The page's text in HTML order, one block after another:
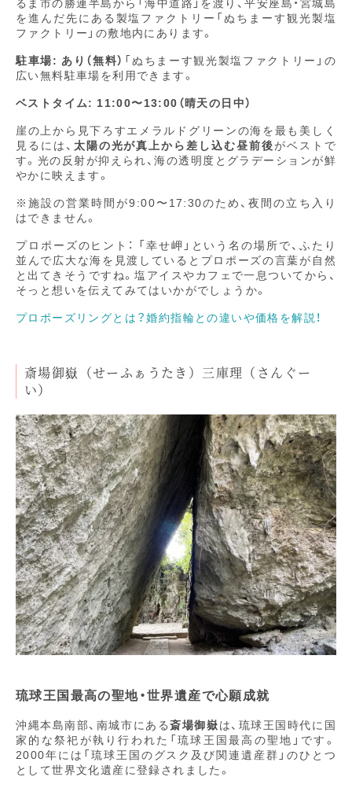
を進んだ先にある製塩ファクトリー「ぬちまーす観光製塩
ファクトリー」の敷地内にあります。
駐車場: あり（無料） 「ぬちまーす観光製塩ファクトリー」の
広い無料駐車場を利用できます。
ベストタイム: 11:00〜13:00（晴天の日中）
崖の上から見下ろすエメラルドグリーンの海を最も美しく
見るには、 太陽の光が真上から差し込む昼前後がベストで
す。光の反射が抑えられ、海の透明度とグラデーションが鮮
やかに映えます。
※施設の営業時間が9:00〜17:30のため、夜間の立ち入り
はできません。
プロポーズのヒント： 「幸せ岬」という名の場所で、ふたり
並んで広大な海を見渡しているとプロポーズの言葉が自然
と出てきそうですね。塩アイスやカフェで一息ついてから、
そっと想いを伝えてみてはいかがでしょうか。
プロポーズリングとは？婚約指輪との違いや価格を解説！
斎場御嶽（せーふぁうたき）三庫理（さんぐー
い）
琉球王国最高の聖地・世界遺産で心願成就
沖縄本島南部、南城市にある斎場御嶽は、琉球王国時代に国
家的な祭祀が執り行われた「琉球王国最高の聖地」です。
2000年には「琉球王国のグスク及び関連遺産群」のひとつ
として世界文化遺産に登録されました。